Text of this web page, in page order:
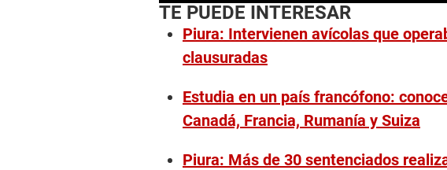
TE PUEDE INTERESAR
Piura: Intervienen avícolas que
clausuradas
Estudia en un país francófono:
Canadá, Francia, Rumanía y Suiza
Piura: Más de 30 sentenciados